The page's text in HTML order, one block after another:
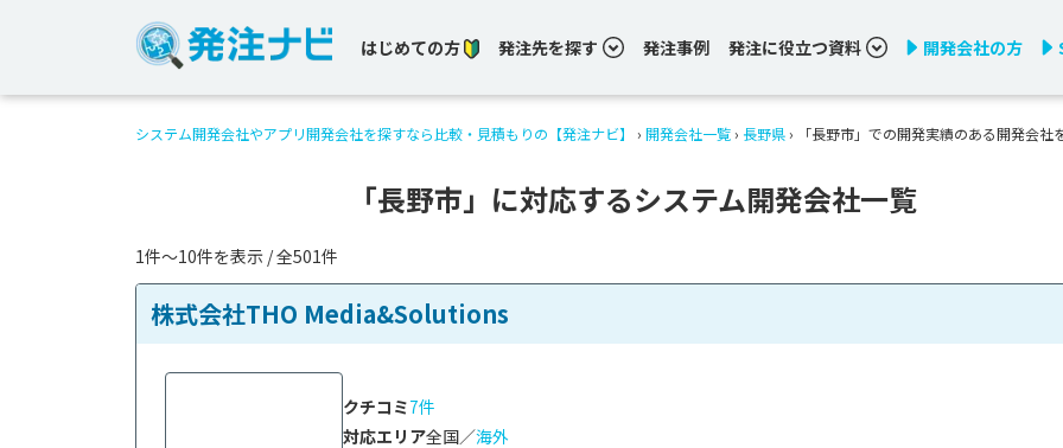
はじめての方 発注先を探す 発注事例 発注に役立つ資料 開発会社の方
システム開発会社やアプリ開発会社を探すなら比較・見積もりの【発注ナビ】 › 開発会社一覧 › 長野県 › 「長野市」での開発実績のある開発会社
「長野市」に対応するシステム開発会社一覧
1件〜10件を表示 / 全501件
株式会社THO Media&Solutions
クチコミ7件
対応エリア全国／海外